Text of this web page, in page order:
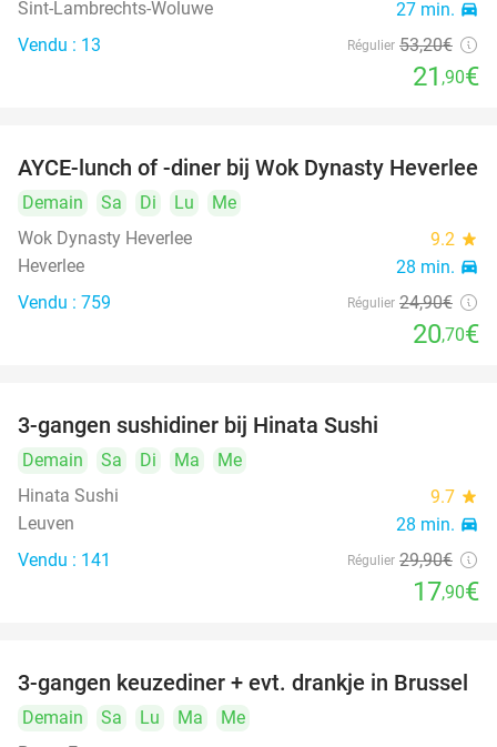
Sint-Lambrechts-Woluwe
27 min. directions_car
Vendu : 13 Régulier 53,20€
21 ,90€
17%
AYCE-lunch of -diner bij Wok Dynasty Heverlee
Demain Sa Di Lu
Me
Wok Dynasty Heverlee
9.2 star
Heverlee 28 min. directions_car
Vendu : 759 Régulier 24,90€
20,70€
3-gangen sushidiner bij Hinata Sushi
Demain Sa Di Ma
Me
Hinata Sushi
9.7 star
Leuven 28 min. directions_car
Vendu : 141 Régulier 29,90€
17,90€
47%
3-gangen keuzediner + evt. drankje in Brussel
Demain Sa Lu Ma
Me